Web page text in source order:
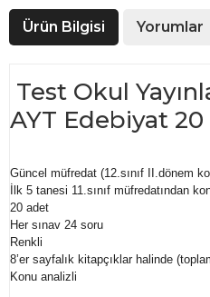
Ürün Bilgisi Yorumlar
Test Okul
AYT Edebiyat 20
Güncel müfredat (12.sınıf II.dönem
İlk 5 tanesi 11.sınıf müfredatından
20 adet
Her sınav 24 soru
Renkli
8’er sayfalık kitapçıklar halinde
Konu analizli